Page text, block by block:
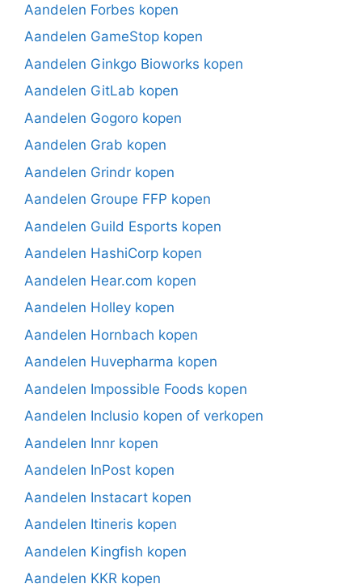
Aandelen Forbes kopen
Aandelen GameStop kopen
Aandelen Ginkgo Bioworks kopen
Aandelen GitLab kopen
Aandelen Gogoro kopen
Aandelen Grab kopen
Aandelen Grindr kopen
Aandelen Groupe FFP kopen
Aandelen Guild Esports kopen
Aandelen HashiCorp kopen
Aandelen Hear.com kopen
Aandelen Holley kopen
Aandelen Hornbach kopen
Aandelen Huvepharma kopen
Aandelen Impossible Foods kopen
Aandelen Inclusio kopen of verkopen
Aandelen Innr kopen
Aandelen InPost kopen
Aandelen Instacart kopen
Aandelen Itineris kopen
Aandelen Kingfish kopen
Aandelen KKR kopen